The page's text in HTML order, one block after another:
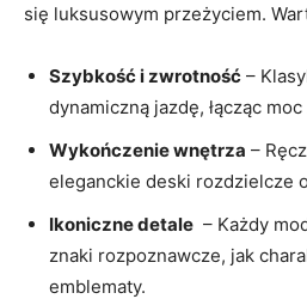
się‌ luksusowym przeżyciem.
Szybkość i​ zwrotność –
⁢dynamiczną jazdę, łącząc
Wykończenie wnętrza –
eleganckie deski rozdzielcze
Ikoniczne detale
– Każdy
znaki rozpoznawcze, jak
emblematy.